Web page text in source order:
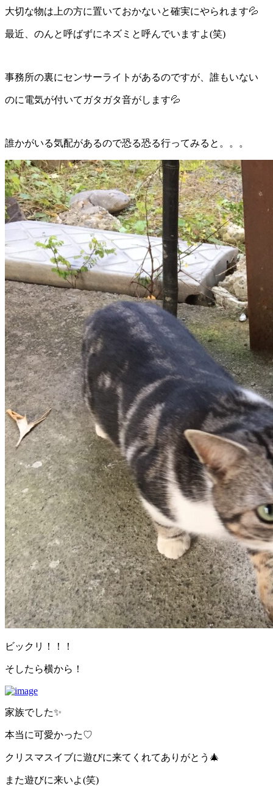
大切な物は上の方に置いておかないと確実にやられます💦
最近、のんと呼ばずにネズミと呼んでいますよ(笑)
事務所の裏にセンサーライトがあるのですが、誰もいない
のに電気が付いてガタガタ音がします💦
誰かがいる気配があるので恐る恐る行ってみると。。。
ビックリ！！！
そしたら横から！
家族でした✨
本当に可愛かった♡
クリスマスイブに遊びに来てくれてありがとう🎄
また遊びに来いよ(笑)